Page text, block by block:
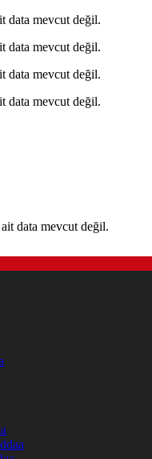
data mevcut değil.
data mevcut değil.
data mevcut değil.
data mevcut değil.
data mevcut değil.